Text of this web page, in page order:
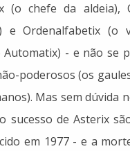
(o chefe da
e Ordenalfabetix (o
- e não se
poderosos (os
Mas sem dúvida
sucesso de Asterix
em 1977 - e a